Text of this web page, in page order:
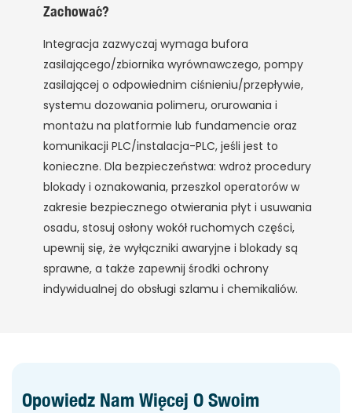
Zachować?
Integracja zazwyczaj wymaga bufora
zasilającego/zbiornika wyrównawczego, pompy
zasilającej o odpowiednim ciśnieniu/przepływie,
systemu dozowania polimeru, orurowania i
montażu na platformie lub fundamencie oraz
komunikacji PLC/instalacja-PLC, jeśli jest to
konieczne. Dla bezpieczeństwa: wdroż procedury
blokady i oznakowania, przeszkol operatorów w
zakresie bezpiecznego otwierania płyt i usuwania
osadu, stosuj osłony wokół ruchomych części,
upewnij się, że wyłączniki awaryjne i blokady są
sprawne, a także zapewnij środki ochrony
indywidualnej do obsługi szlamu i chemikaliów.
Opowiedz Nam Więcej O Swoim